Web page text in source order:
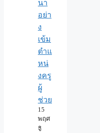
นา
อย่า
ง
เข้ม
ตำแ
หน่
งครู
ผู้
ช่วย
15
พฤศ
จิ